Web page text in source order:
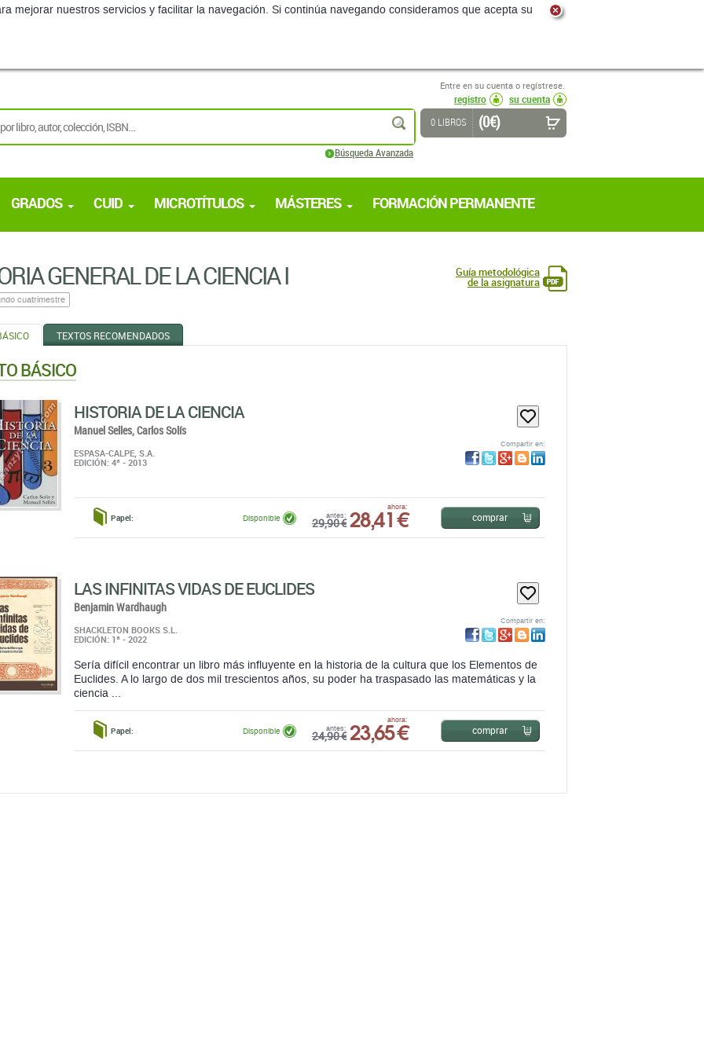
mejorar nuestros servicios y facilitar la navegación. Si continúa navegando consideramos que acepta su
Entre en su cuenta o regístrese.
registro
su cuenta
buscar
Búsqueda Avanzada
0 LIBROS (0 €)
GRADOS CUID MICROTÍTULOS MÁSTERES FORMACIÓN PERMANENTE
GENERAL DE LA CIENCIA I
cuatrimestre
Guía metodológica
de la asignatura
TEXTOS RECOMENDADOS
BÁSICO
HISTORIA DE LA CIENCIA
Manuel Selles,Carlos Solís
ESPASA-CALPE, S.A.
EDICIÓN: 4ª - 2013
Compartir en:
Papel: antes:
29,90 €
ahora:
28,41 €
Disponible comprar
LAS INFINITAS VIDAS DE EUCLIDES
Benjamin Wardhaugh
SHACKLETON BOOKS S.L.
EDICIÓN: 1ª - 2022
Compartir en:
Sería difícil encontrar un libro más influyente en la historia de la cultura que los Elementos de
Euclides. A lo largo de dos mil trescientos años, su poder ha traspasado las matemáticas y la
ciencia ...
Papel: antes:
24,90 €
ahora:
23,65 €
Disponible comprar